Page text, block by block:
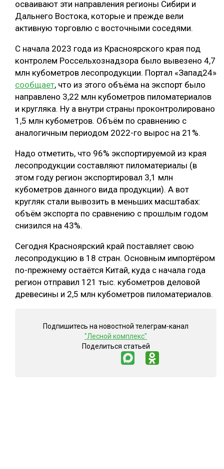
ЦБП
ЛЕСОПИЛЕНИЕ
ДЕРЕВЯННОЕ ДОМОСТРОЕНИЕ
БЕЗОПАСНОЕ ПРОИЗВОДСТВО
СОРТИРОВКА ДРЕВЕСИНЫ
СУШКА ДРЕВЕСИНЫ
МЕБЕЛЬНОЕ ПРОИЗВОДСТВО
осваивают эти направления регионы Сибири и
Дальнего Востока, которые и прежде вели
активную торговлю с восточными соседями.
С начала 2023 года из Красноярского края под
контролем Россельхознадзора было вывезено 4,7
млн кубометров лесопродукции. Портал «Запад24»
сообщает, что из этого объёма на экспорт было
направлено 3,22 млн кубометров пиломатериалов
и кругляка. Ну а внутри страны проконтролировано
1,5 млн кубометров. Объём по сравнению с
аналогичным периодом 2022-го вырос на 21%.
Надо отметить, что 96% экспортируемой из края
лесопродукции составляют пиломатериалы (в
этом году регион экспортировал 3,1 млн
кубометров данного вида продукции). А вот
кругляк стали вывозить в меньших масштабах:
объём экспорта по сравнению с прошлым годом
снизился на 43%.
Сегодня Красноярский край поставляет свою
лесопродукцию в 18 стран. Основным импортёром
по-прежнему остаётся Китай, куда с начала года
регион отправил 121 тыс. кубометров деловой
древесины и 2,5 млн кубометров пиломатериалов.
Подпишитесь на новостной телеграм-канал
"Лесной комплекс"
Поделиться статьей